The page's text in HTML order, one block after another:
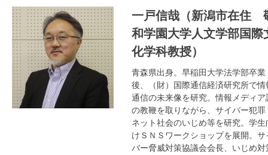
一戸信哉（新潟市在住
和学園大学人文学部国際
化学科教授）
青森県出身。早稲田大学法学部卒業
後、（財）国際通信経済研究所で情
通信の未来像を研究。情報メディア
の教鞭を取りながら、サイバー犯罪
ネット社会のいじめ等を研究。学生
けＳＮＳワークショップを展開。サ
バー脅威対策協議会会長、いじめ対